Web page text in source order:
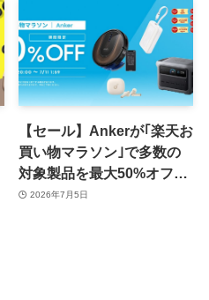
【セール】Ankerが｢楽天お
買い物マラソン｣で多数の
対象製品を最大50%オフで
販売するセールを開催中
2026年7月5日